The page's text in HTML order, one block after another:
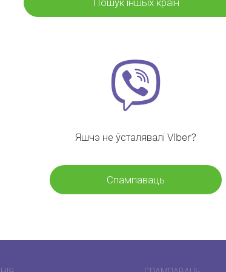
Яшчэ не ўсталявалі Viber?
Спампаваць